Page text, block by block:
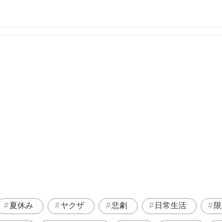
夏休み ヤクザ 悲劇 日常生活